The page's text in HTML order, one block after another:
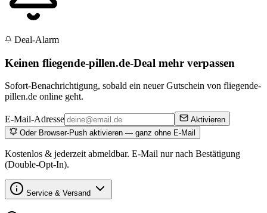
Deal-Alarm
Keinen fliegende-pillen.de-Deal mehr verpassen
Sofort-Benachrichtigung, sobald ein neuer Gutschein von fliegende-
pillen.de online geht.
E-Mail-Adresse
Aktivieren
Oder Browser-Push aktivieren — ganz ohne E-Mail
Kostenlos & jederzeit abmeldbar. E-Mail nur nach Bestätigung
(Double-Opt-In).
Service & Versand